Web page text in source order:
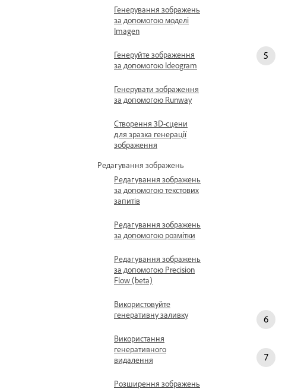
Генерування зображень
за допомогою моделі
Imagen
Генеруйте зображення
за допомогою Ideogram
Генерувати зображення
за допомогою Runway
Створення 3D-сцени
для зразка генерації
зображення
Редагування зображень
Редагування зображень
за допомогою текстових
запитів
Редагування зображень
за допомогою розмітки
Редагування зображень
за допомогою Precision
Flow (beta)
Використовуйте
генеративну заливку
Використання
генеративного
видалення
Розширення зображень